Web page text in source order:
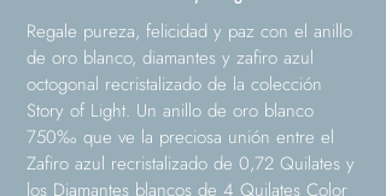
Regale pureza, felicidad y paz con el anillo
de oro blanco, diamantes y zafiro azul
octogonal recristalizado de la colección
Story of Light. Un anillo de oro blanco
750‰ que ve la preciosa unión entre el
Zafiro azul recristalizado de 0,72 Quilates y
los Diamantes blancos de 4 Quilates Color